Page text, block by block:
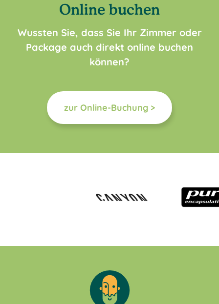
Online buchen
Wussten Sie, dass Sie Ihr Zimmer oder
Package auch direkt online buchen
können?
zur Online-Buchung >